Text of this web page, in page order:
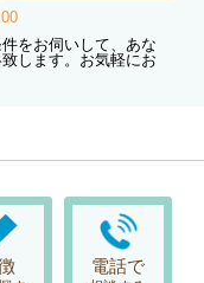
をお伺いして、あな
します。お気軽にお
電話で